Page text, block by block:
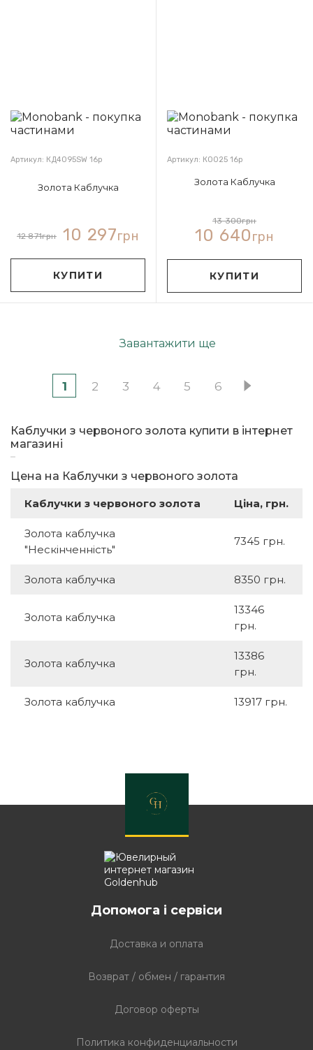
Каблучки з червоного золота купити в інтернет
магазині
Цена на Каблучки з червоного золота
Каблучки з червоного золота Ціна, грн.
Золота каблучка
"Нескінченність"
7345 грн.
Золота каблучка 8350 грн.
Золота каблучка
13346
грн.
Золота каблучка
13386
грн.
Золота каблучка 13917 грн.
Артикул: КД4095SW 16р
Золота Каблучка
12 871грн 10 297грн
КУПИТИ
Артикул: КО025 16р
Золота Каблучка
13 300грн
10 640грн
КУПИТИ
Завантажити ще
1 2 3 4 5 6
Допомога і сервіси
Доставка и оплата
Возврат / обмен / гарантия
Договор оферты
Политика конфиденциальности